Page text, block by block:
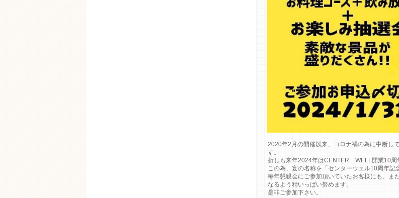
2020年2月の開催以来、コロナ禍の為に中断し
す。
折しも来年2024年はCENTER WELL開業10周
この為、宴の名称を「センターウェル10周年記
毎年懇親会にご参加頂いていたお客様にも、ま
なるよう精いっぱい努めます。
是非ご参加下さい。